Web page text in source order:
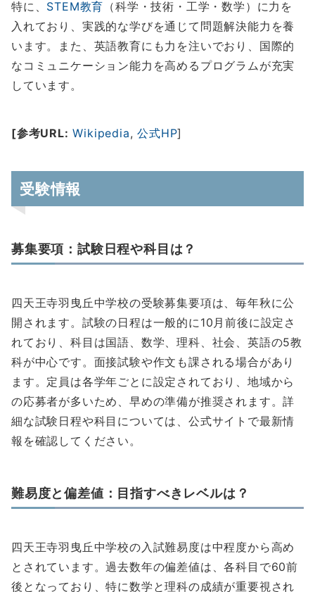
特に、 STEM教育 （科学・技術・工学・数学）に力を
入れており、実践的な学びを通じて問題解決能力を養
います。また、英語教育にも力を注いでおり、国際的
なコミュニケーション能力を高めるプログラムが充実
しています。
[参考URL: Wikipedia,公式HP]
受験情報
募集要項：試験日程や科目は？
四天王寺羽曳丘中学校の受験募集要項は、毎年秋に公
開されます。試験の日程は一般的に10月前後に設定さ
れており、科目は国語、数学、理科、社会、英語の5教
科が中心です。面接試験や作文も課される場合があり
ます。定員は各学年ごとに設定されており、地域から
の応募者が多いため、早めの準備が推奨されます。詳
細な試験日程や科目については、公式サイトで最新情
報を確認してください。
難易度と偏差値：目指すべきレベルは？
四天王寺羽曳丘中学校の入試難易度は中程度から高め
とされています。過去数年の偏差値は、各科目で60前
後となっており、特に数学と理科の成績が重要視され